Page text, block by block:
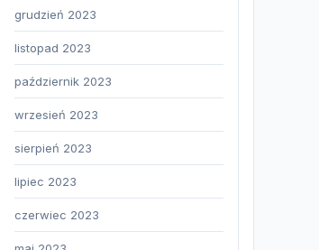
grudzień 2023
listopad 2023
październik 2023
wrzesień 2023
sierpień 2023
lipiec 2023
czerwiec 2023